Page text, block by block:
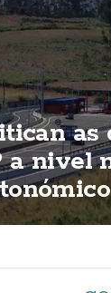
as
a nivel